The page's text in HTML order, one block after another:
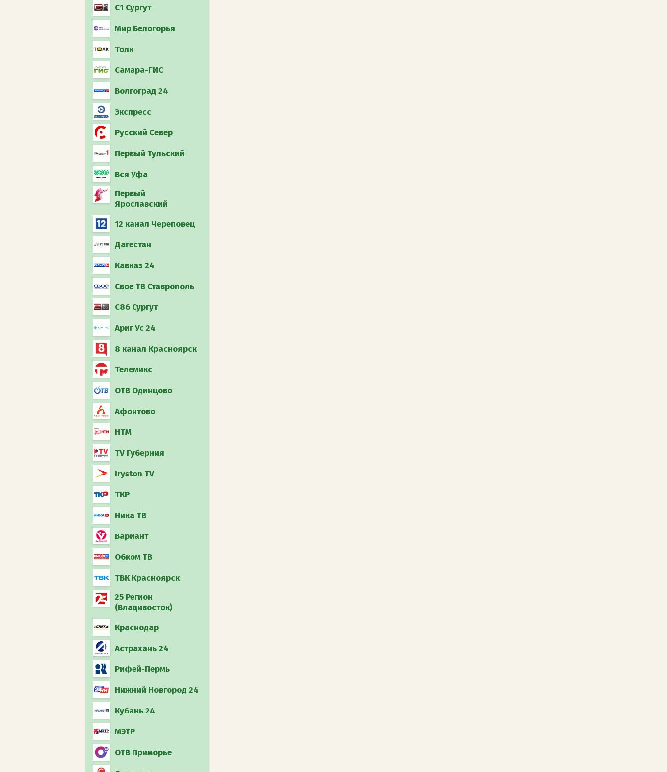
С1 Сургут
Мир Белогорья
Толк
Самара-ГИС
Волгоград 24
Экспресс
Русский Север
Первый Тульский
Вся Уфа
Первый
Ярославский
12 канал Череповец
Дагестан
Кавказ 24
Свое ТВ Ставрополь
С86 Сургут
Ариг Ус 24
8 канал Красноярск
Телемикс
ОТВ Одинцово
Афонтово
НТМ
TV Губерния
Iryston TV
ТКР
Ника ТВ
Вариант
Обком ТВ
ТВК Красноярск
25 Регион
(Владивосток)
Краснодар
Астрахань 24
Рифей-Пермь
Нижний Новгород 24
Кубань 24
МЭТР
ОТВ Приморье